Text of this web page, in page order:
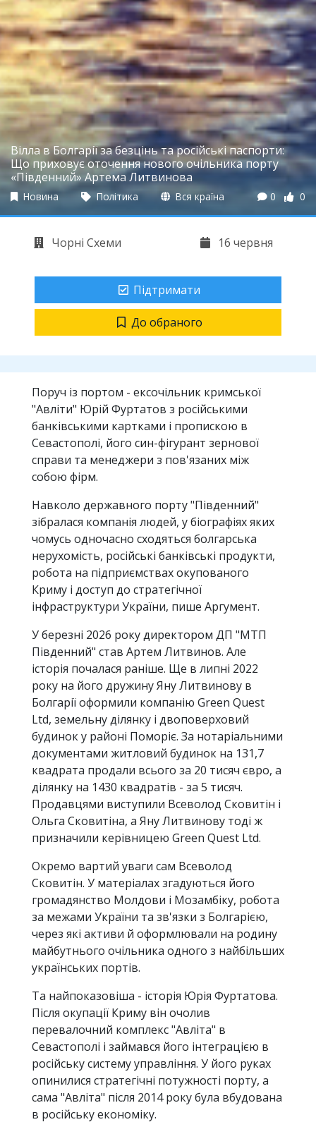
Вілла в Болгарії за безцінь та російські паспорти:
Що приховує оточення нового очільника порту
«Південний» Артема Литвинова
Новина Політика Вся країна 0 0
Чорні Схеми 16 червня
Підтримати
До обраного
Поруч із портом - ексочільник кримської
"Авліти" Юрій Фуртатов з російськими
банківськими картками і пропискою в
Севастополі, його син-фігурант зернової
справи та менеджери з пов'язаних між
собою фірм.
Навколо державного порту "Південний"
зібралася компанія людей, у біографіях яких
чомусь одночасно сходяться болгарська
нерухомість, російські банківські продукти,
робота на підприємствах окупованого
Криму і доступ до стратегічної
інфраструктури України, пише Аргумент.
У березні 2026 року директором ДП "МТП
Південний" став Артем Литвинов. Але
історія почалася раніше. Ще в липні 2022
року на його дружину Яну Литвинову в
Болгарії оформили компанію Green Quest
Ltd, земельну ділянку і двоповерховий
будинок у районі Поморіє. За нотаріальними
документами житловий будинок на 131,7
квадрата продали всього за 20 тисяч євро, а
ділянку на 1430 квадратів - за 5 тисяч.
Продавцями виступили Всеволод Сковитін і
Ольга Сковитіна, а Яну Литвинову тоді ж
призначили керівницею Green Quest Ltd.
Окремо вартий уваги сам Всеволод
Сковитін. У матеріалах згадуються його
громадянство Молдови і Мозамбіку, робота
за межами України та зв'язки з Болгарією,
через які активи й оформлювали на родину
майбутнього очільника одного з найбільших
українських портів.
Та найпоказовіша - історія Юрія Фуртатова.
Після окупації Криму він очолив
перевалочний комплекс "Авліта" в
Севастополі і займався його інтеграцією в
російську систему управління. У його руках
опинилися стратегічні потужності порту, а
сама "Авліта" після 2014 року була вбудована
в російську економіку.